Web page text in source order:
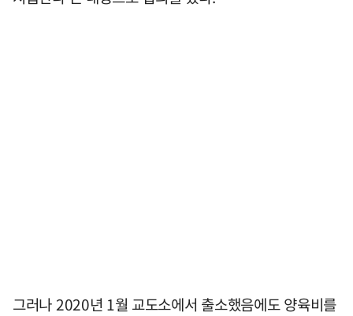
그러나 2020년 1월 교도소에서 출소했음에도 양육비를